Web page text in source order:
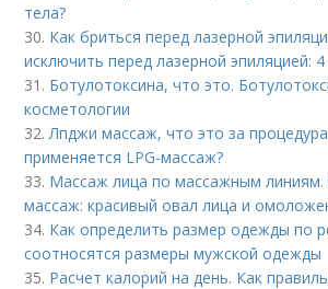
тела?
30. Как бриться перед лазерной
исключить перед лазерной эпиляцией:
31. Ботулотоксина, что это.
косметологии
32. Лпджи массаж, что это за
применяется LPG-массаж?
33. Массаж лица по массажным линиям.
массаж: красивый овал лица и
34. Как определить размер одежды по
соотносятся размеры мужской одежды
35. Расчет калорий на день. Как